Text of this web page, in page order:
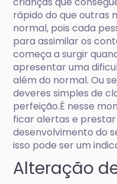
rápido do que outras
normal, pois cada
para assimilar os
começa a surgir
apresentar uma
além do normal. Ou
deveres simples de
perfeição.É nesse
ficar alertas e
desenvolvimento do
isso pode ser um
Alteração